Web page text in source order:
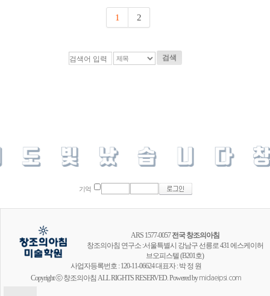
1 2
검색
기억
ARS 1577-0057전국 창조의아침
창조의아침 연구소 :서울특별시 강남구 선릉로 431 에스케이허
브오피스텔 (B201호)
사업자등록번호 : 120-11-06624 대표자 : 박 정 원
Copyright ⓒ 창조의아침 ALL RIGHTS RESERVED. Powered bymidaeipsi.com